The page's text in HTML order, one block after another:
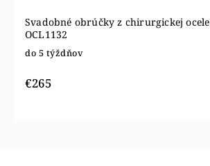
Svadobné obrúčky z chirurgickej ocele
OCL1132
do 5 týždňov
€265